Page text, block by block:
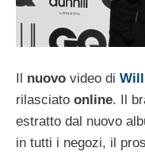
Il nuovo video di
rilasciato online. Il
estratto dal nuovo
in tutti i negozi, il